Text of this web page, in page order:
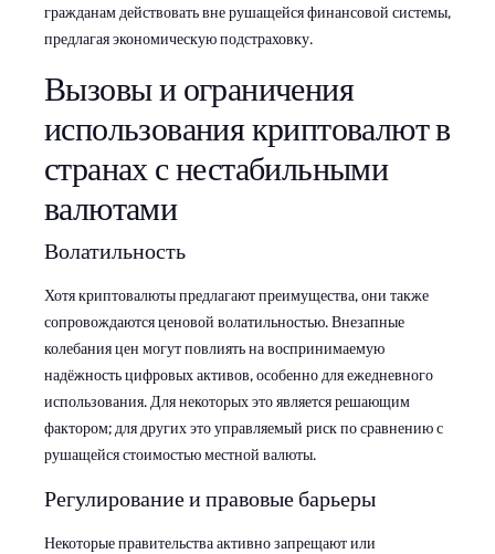
гражданам действовать вне рушащейся финансовой системы,
предлагая экономическую подстраховку.
Вызовы и ограничения
использования криптовалют в
странах с нестабильными
валютами
Волатильность
Хотя криптовалюты предлагают преимущества, они также
сопровождаются ценовой волатильностью. Внезапные
колебания цен могут повлиять на воспринимаемую
надёжность цифровых активов, особенно для ежедневного
использования. Для некоторых это является решающим
фактором; для других это управляемый риск по сравнению с
рушащейся стоимостью местной валюты.
Регулирование и правовые барьеры
Некоторые правительства активно запрещают или